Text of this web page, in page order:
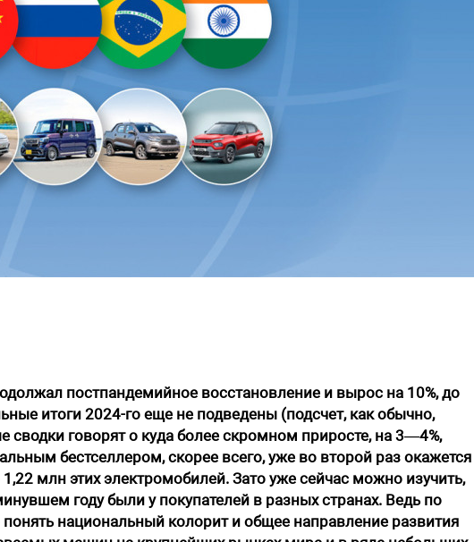
постпандемийное восстановление и вырос на 10%, до
итоги 2024-го еще не подведены (подсчет, как обычно,
сводки говорят о куда более скромном приросте, на 3—4%,
бестселлером, скорее всего, уже во второй раз окажется
млн этих электромобилей. ­Зато уже сейчас можно изучить,
году были у покупателей в разных странах. Ведь по
национальный колорит и общее направление развития